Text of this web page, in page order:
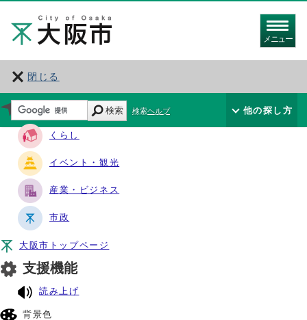
メニュー
閉じる
サイト・ナビ
くらし
イベント・観光
産業・ビジネス
市政
大阪市トップページ
支援機能
読み上げ
背景色
検索 検索ヘルプ 他の探し方